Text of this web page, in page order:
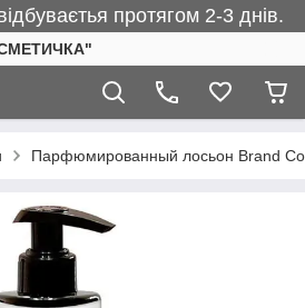
протягом 2-3 днів.
Парфюмированный лосьон Brand